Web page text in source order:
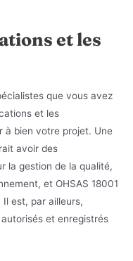
et les
que vous avez
et les
à bien votre projet. Une
avoir des
la gestion de la qualité,
et OHSAS 18001
est, par ailleurs,
et enregistrés